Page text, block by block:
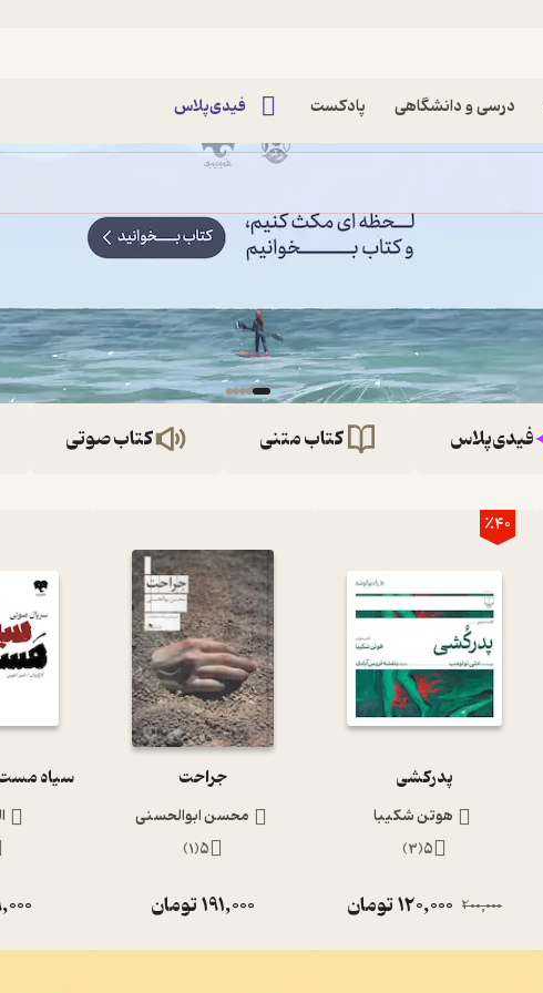
درسی و دانشگاهی پادکست فیدی‌پلاس
فیدی‌پلاس کتاب متنی کتاب صوتی
٪40
پدرکشی
هوتن شکیبا
5
(
3
)
200,000
120,000تومان
جراحت
محسن ابوالحسنی
5
(
1
)
191,000تومان